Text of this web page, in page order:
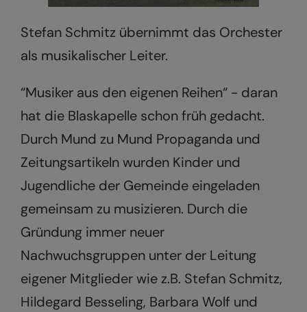
Stefan Schmitz übernimmt das Orchester
als musikalischer Leiter.
“Musiker aus den eigenen Reihen“ - daran
hat die Blaskapelle schon früh gedacht.
Durch Mund zu Mund Propaganda und
Zeitungsartikeln wurden Kinder und
Jugendliche der Gemeinde eingeladen
gemeinsam zu musizieren. Durch die
Gründung immer neuer
Nachwuchsgruppen unter der Leitung
eigener Mitglieder wie z.B. Stefan Schmitz,
Hildegard Besseling, Barbara Wolf und